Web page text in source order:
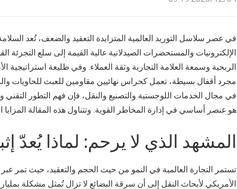
في عصر سلاسل التوريد العالمية المتزايدة التعقيد والضعف، تُعد
الإلكترونيات والمستحضرات الصيدلانية عالية القيمة إلى سلع
الربحية وسمعة العلامة التجارية وثقة العملاء. وفي طليعة
مجرد أقفال بسيطة، تعمل كحراس نهائيين مقاومين للعبث للحاويات
في مجال الخدمات اللوجستية والتصنيع والنقل، فإن فهم التطور التقني
هو عنصر أساسي في إدارة المخاطر القوية. وتتناول هذه المقالة المزايا
المشهد الذي لا يرحم: لماذا يُعدّ
تستمر التجارة العالمية في النمو من حيث الحجم والتعقيد، حيث
الأمريكي لأبحاث النقل إلى أن سرقة البضائع لا تزال تُمثل مشكلة